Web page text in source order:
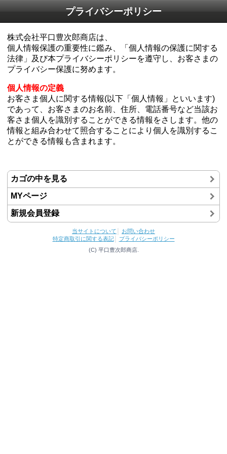
プライバシーポリシー
株式会社平口豊次郎商店は、
個人情報保護の重要性に鑑み、「個人情報の保護に関する
法律」及び本プライバシーポリシーを遵守し、お客さまの
プライバシー保護に努めます。
個人情報の定義
お客さま個人に関する情報(以下「個人情報」といいます)
であって、お客さまのお名前、住所、電話番号など当該お
客さま個人を識別することができる情報をさします。他の
情報と組み合わせて照合することにより個人を識別するこ
とができる情報も含まれます。
カゴの中を見る
MYページ
新規会員登録
当サイトについて
お問い合わせ
特定商取引に関する表記│
プライバシーポリシー
(C) 平口豊次郎商店.